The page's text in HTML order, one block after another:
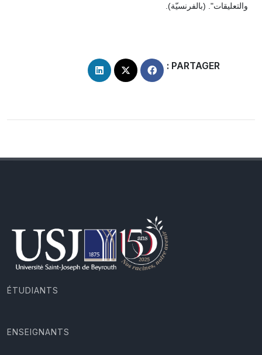
والتعليقات". (بالفرنسيّة).
PARTAGER :
ÉTUDIANTS
ENSEIGNANTS